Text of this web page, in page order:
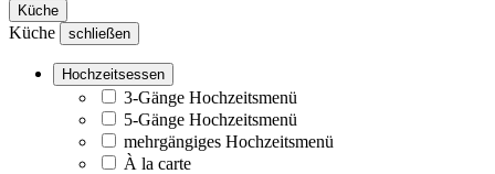
Küche
Küche schließen
Hochzeitsessen
3-Gänge Hochzeitsmenü
5-Gänge Hochzeitsmenü
mehrgängiges Hochzeitsmenü
À la carte